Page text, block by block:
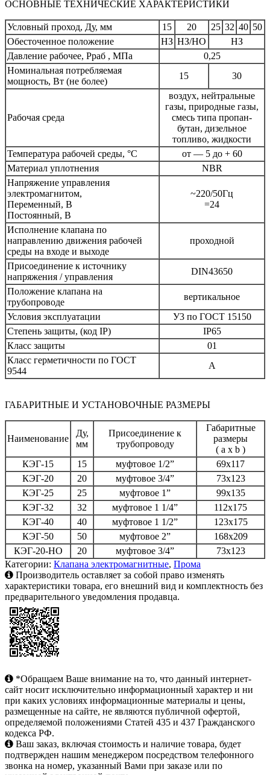
ОСНОВНЫЕ ТЕХНИЧЕСКИЕ ХАРАКТЕРИСТИКИ
Условный проход, Ду, мм 15 20 25 32 40 50
Обесточенное положение
НЗ НЗ/НО
НЗ
Давление рабочее, Рраб , МПа
0,25
Номинальная потребляемая
мощность, Вт (не более)
15 30
Рабочая среда
воздух, нейтральные
газы, природные газы,
смесь типа пропан-
бутан, дизельное
топливо, жидкости
Температура рабочей среды, °С
от — 5 до + 60
Материал уплотнения
NBR
Напряжение управления
электромагнитом,
Переменный, В
Постоянный, В
~220/50Гц
=24
Исполнение клапана по
направлению движения рабочей
среды на входе и выходе
проходной
Присоединение к источнику
напряжения / управления
DIN43650
Положение клапана на
трубопроводе
вертикальное
Условия эксплуатации
У3 по ГОСТ 15150
Степень защиты, (код IP)
IР65
Класс защиты
01
Класс герметичности по ГОСТ
9544
А
ГАБАРИТНЫЕ И УСТАНОВОЧНЫЕ РАЗМЕРЫ
Наименование
Ду,
мм
Присоединение к
трубопроводу
Габаритные
размеры
( a x b )
КЭГ-15
15 муфтовое 1/2”
69х117
КЭГ-20
20 муфтовое 3/4”
73х123
КЭГ-25
25 муфтовое 1”
99х135
КЭГ-32
32 муфтовое 1 1/4”
112х175
КЭГ-40
40 муфтовое 1 1/2”
123х175
КЭГ-50
50 муфтовое 2”
168х209
КЭГ-20-НО
20 муфтовое 3/4”
73х123
Категории: Клапана электромагнитные, Прома
Производитель оставляет за собой право изменять
характеристики товара, его внешний вид и комплектность без
предварительного уведомления продавца.
*Обращаем Ваше внимание на то, что данный интернет-
сайт носит исключительно информационный характер и ни
при каких условиях информационные материалы и цены,
размещенные на сайте, не являются публичной офертой,
определяемой положениями Статей 435 и 437 Гражданского
кодекса РФ.
Ваш заказ, включая стоимость и наличие товара, будет
подтвержден нашим менеджером посредством телефонного
звонка на номер, указанный Вами при заказе или по